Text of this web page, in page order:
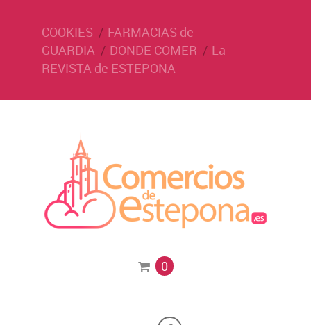
COOKIES
FARMACIAS de
GUARDIA
DONDE COMER
La
REVISTA de ESTEPONA
0